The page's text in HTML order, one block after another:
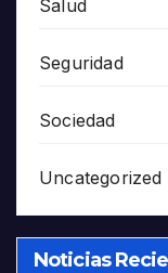
Salud
Seguridad
Sociedad
Uncategorized
Noticias